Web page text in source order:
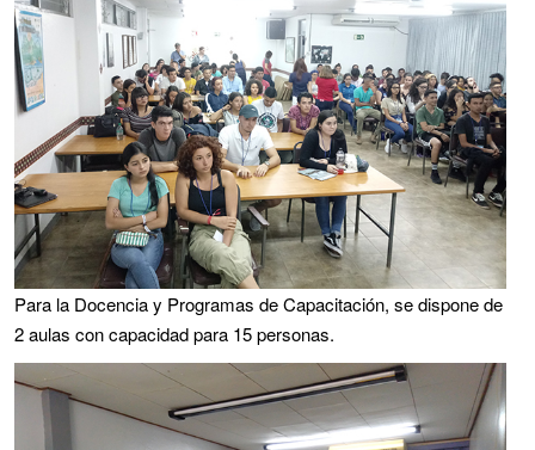
Para la Docencia y Programas de Capacitación, se dispone de
2 aulas con capacidad para 15 personas.